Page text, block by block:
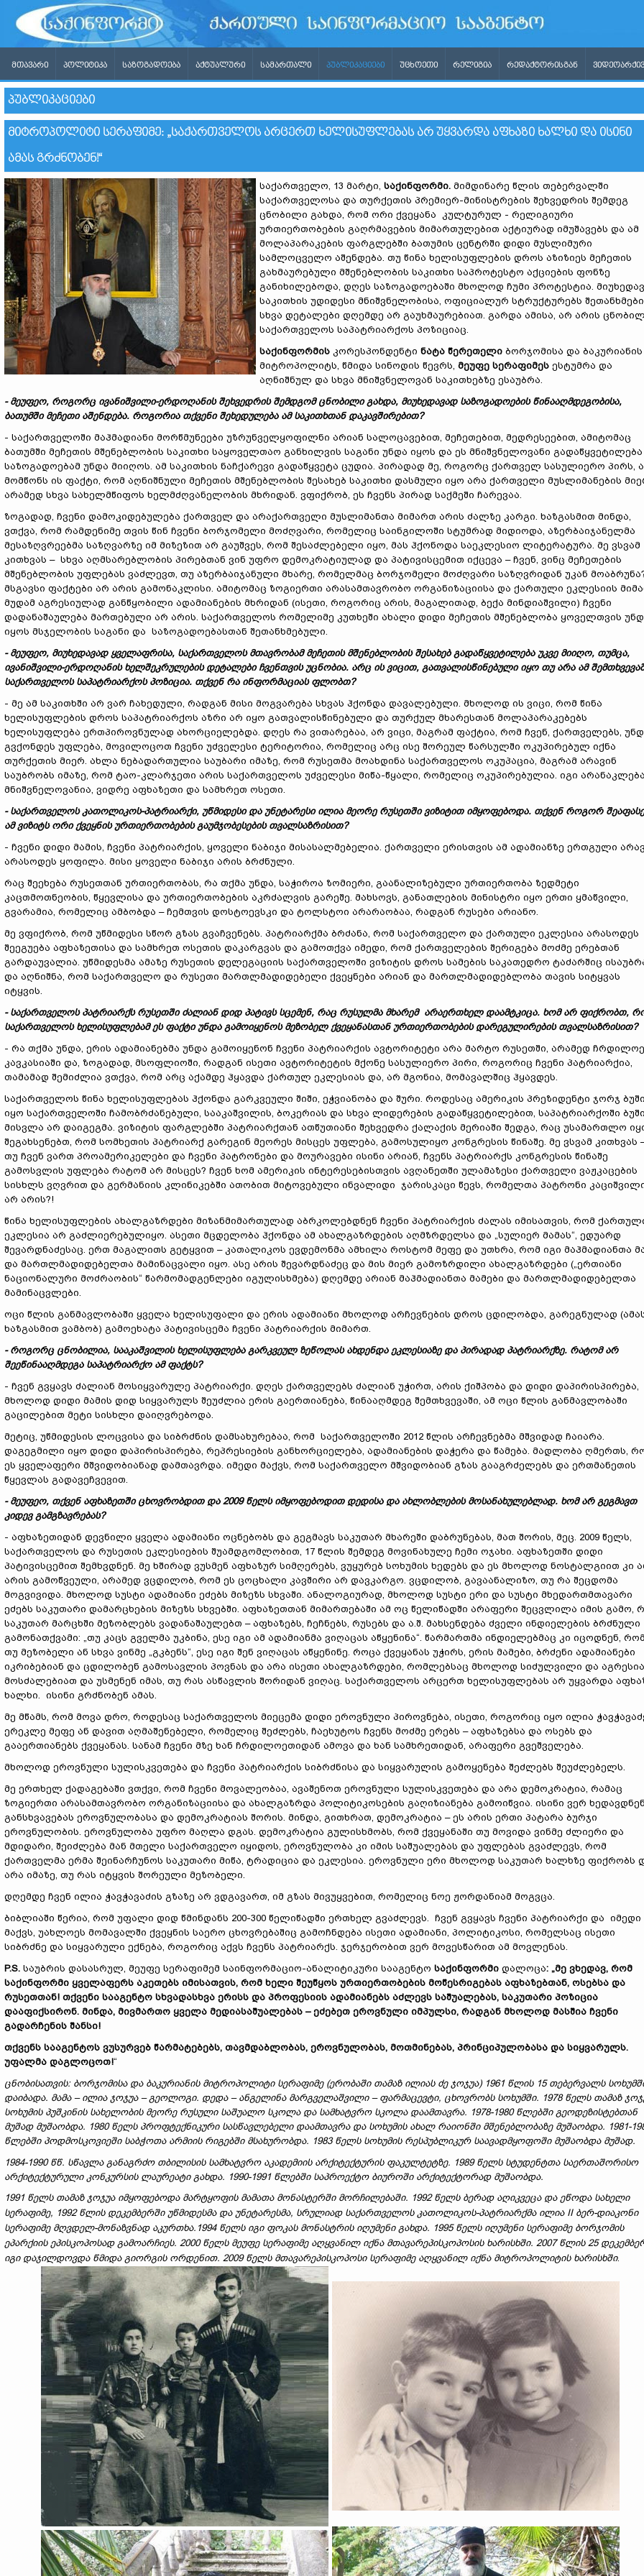
ᲛᲗᲐᲕᲐᲠᲘ ᲞᲝᲚᲘᲢᲘᲙᲐ ᲡᲐᲖᲝᲒᲐᲓᲝᲔᲑᲐ ᲐᲥᲢᲣᲐᲚᲣᲠᲘ ᲡᲐᲛᲐᲠᲗᲐᲚᲘ ᲞᲣᲑᲚᲘᲙᲐᲪᲘᲔᲑᲘ ᲣᲪᲮᲝᲔᲗᲘ ᲠᲔᲚᲘᲒᲘᲐ ᲠᲔᲓᲐᲥᲢᲝᲠᲘᲡᲒᲐᲜ
ᲞᲣᲑᲚᲘᲙᲐᲪᲘᲔᲑᲘ
ᲛᲘᲢᲠᲝᲞᲝᲚᲘᲢᲘ ᲡᲔᲠᲐᲤᲘᲛᲔ: „ᲡᲐᲥᲐᲠᲗᲕᲔᲚᲝᲡ ᲐᲠᲪᲔᲠᲗ ᲮᲔᲚᲘᲡᲣᲤᲚᲔᲑᲐᲡ ᲐᲠ ᲣᲧᲕᲐᲠᲓᲐ ᲐᲤᲮᲐᲖᲘ ᲮᲐᲚᲮᲘ ᲓᲐ ᲘᲡᲘᲜᲘ
ᲐᲛᲐᲡ ᲒᲠᲫᲜᲝᲑᲔᲜ!“
საქართველო, 13 მარტი, საქინფორმი. მიმდინარე წლის თებერვალში
საქართველოსა და თურქეთის პრემიერ-მინისტრების შეხვედრის შემდეგ
ცნობილი გახდა, რომ ორი ქვეყანა კულტურულ - რელიგიური
ურთიერთობების გაღრმავების მიმართულებით აქტიურად იმუშავებს და ამ
მოლაპარაკების ფარგლებში ბათუმის ცენტრში დიდი მუსლიმური
სამლოცველო აშენდება. თუ წინა ხელისუფლების დროს აზიზიეს მეჩეთის
გახმაურებული მშენებლობის საკითხი საპროტესტო აქციების ფონზე
განიხილებოდა, დღეს საზოგადოებაში მხოლოდ ჩუმი პროტესტია.
საკითხის უდიდესი მნიშვნელობისა, ოფიციალურ სტრუქტურებს
სხვა დეტალები დღემდე არ გაუხმაურებიათ. გარდა ამისა, არ არის
საქართველოს საპატრიარქოს პოზიციაც.
საქინფორმის კორესპონდენტი ნატა წერეთელი ბორჯომისა და ბაკურიანის
მიტროპოლიტს, წმიდა სინოდის წევრს, მეუფე სერაფიმეს ესტუმრა და
აღნიშნულ და სხვა მნიშვნელოვან საკითხებზე ესაუბრა.
- მეუფეო, როგორც ივანიშვილი-ერდოღანის შეხვედრის შემდგომ ცნობილი გახდა, მიუხედავად საზოგადოების წინააღმდეგობისა,
ბათუმში მეჩეთი აშენდება. როგორია თქვენი შეხედულება ამ საკითხთან დაკავშირებით?
- საქართველოში მაჰმადიანი მორწმუნეები უზრუნველყოფილნი არიან სალოცავებით, მეჩეთებით, მედრესეებით, ამიტომაც
ბათუმში მეჩეთის მშენებლობის საკითხი საყოველთაო განხილვის საგანი უნდა იყოს და ეს მნიშვნელოვანი გადაწყვეტილება
საზოგადოებამ უნდა მიიღოს. ამ საკითხის ნაჩქარევი გადაწყვეტა ცუდია. პირადად მე, როგორც ქართველ სასულიერო პირს,
მომწონს ის ფაქტი, რომ აღნიშნული მეჩეთის მშენებლობის შესახებ საკითხი დასმული იყო არა ქართველი მუსლიმანების
არამედ სხვა სახელმწიფოს ხელმძღვანელობის მხრიდან. ვფიქრობ, ეს ჩვენს პირად საქმეში ჩარევაა.
ზოგადად, ჩვენი დამოკიდებულება ქართველ და არაქართველი მუსლიმანთა მიმართ არის ძალზე კარგი. ხაზგასმით მინდა,
ვთქვა, რომ რამდენიმე თვის წინ ჩვენი ბორჯომელი მოძღვარი, რომელიც საინგილოში სტუმრად მიდიოდა, აზერბაიჯანელმა
მესაზღვრეებმა საზღვარზე იმ მიზეზით არ გაუშვეს, რომ შესაძლებელი იყო, მას ჰქონოდა საეკლესიო ლიტერატურა. მე ვსვამ
კითხვას – სხვა აღმსარებლობის პირებთან ვინ უფრო დემოკრატიულად და პატივისცემით იქცევა – ჩვენ, ვინც მეჩეთების
მშენებლობის უფლებას ვაძლევთ, თუ აზერბაიჯანული მხარე, რომელმაც ბორჯომელი მოძღვარი საზღვრიდან უკან
მსგავსი ფაქტები არ არის გამონაკლისი. ამიტომაც ზოგიერთი არასამთავრობო ორგანიზაციისა და ქართული ეკლესიის
მუდამ აგრესიულად განწყობილი ადამიანების მხრიდან (ისეთი, როგორიც არის, მაგალითად, ბექა მინდიაშვილი) ჩვენი
დადანაშაულება მართებული არ არის. საქართველოს რომელიმე კუთხეში ახალი დიდი მეჩეთის მშენებლობა ყოველთვის
იყოს მსჯელობის საგანი და საზოგადოებასთან შეთანხმებული.
- მეუფეო, მიუხედავად ყველაფრისა, საქართველოს მთავრობამ მეჩეთის მშენებლობის შესახებ გადაწყვეტილება უკვე მიიღო, თუმცა,
ივანიშვილი-ერდოღანის ხელშეკრულების დეტალები ჩვენთვის უცნობია. არც ის ვიცით, გათვალისწინებული იყო თუ არა ამ
საქართველოს საპატრიარქოს პოზიცია. თქვენ რა ინფორმაციას ფლობთ?
- მე ამ საკითხში არ ვარ ჩახედული, რადგან მისი მოგვარება სხვას ჰქონდა დავალებული. მხოლოდ ის ვიცი, რომ წინა
ხელისუფლების დროს საპატრიარქოს აზრი არ იყო გათვალისწინებული და თურქულ მხარესთან მოლაპარაკებებს
ხელისუფლება ერთპიროვნულად ახორციელებდა. დღეს რა ვითარებაა, არ ვიცი, მაგრამ ფაქტია, რომ ჩვენ, ქართველებს,
გვქონდეს უფლება, მოვილოცოთ ჩვენი უძველესი ტერიტორია, რომელიც არც ისე შორეულ წარსულში ოკუპირებულ იქნა
თურქეთის მიერ. ახლა ნებადართულია საუბარი იმაზე, რომ რუსეთმა მოახდინა საქართველოს ოკუპაცია, მაგრამ არავინ
საუბრობს იმაზე, რომ ტაო-კლარჯეთი არის საქართველოს უძველესი მიწა-წყალი, რომელიც ოკუპირებულია. იგი
მნიშვნელოვანია, ვიდრე აფხაზეთი და სამხრეთ ოსეთი.
- საქართველოს კათოლიკოს-პატრიარქი, უწმიდესი და უნეტარესი ილია მეორე რუსეთში ვიზიტით იმყოფებოდა. თქვენ როგორ
ამ ვიზიტს ორი ქვეყნის ურთიერთობების გაუმჯობესების თვალსაზრისით?
- ჩვენი დიდი მამის, ჩვენი პატრიარქის, ყოველი ნაბიჯი მისასალმებელია. ქართველი ერისთვის ამ ადამიანზე ერთგული
არასოდეს ყოფილა. მისი ყოველი ნაბიჯი არის ბრძნული.
რაც შეეხება რუსეთთან ურთიერთობას, რა თქმა უნდა, საჭიროა ზომიერი, გაანალიზებული ურთიერთობა ზედმეტი
კაცთმოთნეობის, წყევლისა და ურთიერთობების აკრძალვის გარეშე. მახსოვს, განათლების მინისტრი იყო ერთი ყმაწვილი,
გვარამია, რომელიც ამბობდა – ჩემთვის დოსტოევსკი და ტოლსტოი არარაობაა, რადგან რუსები არიანო.
მე ვფიქრობ, რომ უწმიდესი სწორ გზას გვაჩვენებს. პატრიარქმა ბრძანა, რომ საქართველო და ქართული ეკლესია არასოდეს
შეეგუება აფხაზეთისა და სამხრეთ ოსეთის დაკარგვას და გამოთქვა იმედი, რომ ქართველების შერიგება მოძმე ერებთან
გარდაუვალია. უწმიდესმა ამაზე რუსეთის დელეგაციის საქართველოში ვიზიტის დროს სამების საკათედრო ტაძარშიც
და აღნიშნა, რომ საქართველო და რუსეთი მართლმადიდებელი ქვეყნები არიან და მართლმადიდებლობა თავის სიტყვას
იტყვის.
- საქართველოს პატრიარქს რუსეთში ძალიან დიდ პატივს სცემენ, რაც რუსულმა მხარემ არაერთხელ დაამტკიცა. ხომ არ ფიქრობთ,
საქართველოს ხელისუფლებამ ეს ფაქტი უნდა გამოიყენოს მეზობელ ქვეყანასთან ურთიერთობების დარეგულირების თვალსაზრისით?
- რა თქმა უნდა, ერის ადამიანებმა უნდა გამოიყენონ ჩვენი პატრიარქის ავტორიტეტი არა მარტო რუსეთში, არამედ
კავკასიაში და, ზოგადად, მსოფლიოში, რადგან ისეთი ავტორიტეტის მქონე სასულიერო პირი, როგორიც ჩვენი პატრიარქია,
თამამად შემიძლია ვთქვა, რომ არც აქამდე ჰყავდა ქართულ ეკლესიას და, არ მგონია, მომავალშიც ჰყავდეს.
საქართველოს წინა ხელისუფლებას ჰქონდა გარკვეული შიში, ეჭვიანობა და შური. როდესაც ამერიკის პრეზიდენტი ჯორჯ ბუში
იყო საქართველოში ჩამობრძანებული, სააკაშვილის, ბოკერიას და სხვა ლიდერების გადაწყვეტილებით, საპატრიარქოში
მისვლა არ დაიგეგმა. ვიზიტის ფარგლებში პატრიარქთან ათწუთიანი შეხვედრა ქალაქის მერიაში შედგა, რაც უსამართლო
შეგახსენებთ, რომ სომხეთის პატრიარქ გარეგინ მეორეს მისცეს უფლება, გამოსულიყო კონგრესის წინაშე. მე ვსვამ კითხვას
თუ ჩვენ ვართ პროამერიკელები და ჩვენი პატრონები და მოურავები ისინი არიან, ჩვენს პატრიარქს კონგრესის წინაშე
გამოსვლის უფლება რატომ არ მისცეს? ჩვენ ხომ ამერიკის ინტერესებისთვის ავღანეთში ულამაზესი ქართველი ვაჟკაცების
სისხლს ვღვრით და გერმანიის კლინიკებში ათობით მიტოვებული ინვალიდი ჯარისკაცი წევს, რომელთა პატრონი
არ არის?!
წინა ხელისუფლების ახალგაზრდები მიზანმიმართულად აბრკოლებდნენ ჩვენი პატრიარქის ძალას იმისათვის, რომ
ეკლესია არ გაძლიერებულიყო. ასეთი მცდელობა ჰქონდა ამ ახალგაზრდების აღმზრდელსა და „სულიერ მამას“, ედუარდ
შევარდნაძესაც. ერთ მაგალითს გეტყვით – კათალიკოს ევდემონმა ამხილა როსტომ მეფე და უთხრა, რომ იგი მაჰმადიანთა
და მართლმადიდებელთა მამინაცვალი იყო. ასე არის შევარდნაძეც და მის მიერ გამოზრდილი ახალგაზრდები („ერთიანი
ნაციონალური მოძრაობის“ წარმომადგენლები იგულისხმება) დღემდე არიან მაჰმადიანთა მამები და მართლმადიდებელთა
მამინაცვლები.
ოცი წლის განმავლობაში ყველა ხელისუფალი და ერის ადამიანი მხოლოდ არჩევნების დროს ცდილობდა, გარეგნულად
ხაზგასმით ვამბობ) გამოეხატა პატივისცემა ჩვენი პატრიარქის მიმართ.
- როგორც ცნობილია, სააკაშვილის ხელისუფლება გარკვეულ ზეწოლას ახდენდა ეკლესიაზე და პირადად პატრიარქზე. რატომ არ
შეეწინააღმდეგა საპატრიარქო ამ ფაქტს?
- ჩვენ გვყავს ძალიან მოსიყვარულე პატრიარქი. დღეს ქართველებს ძალიან უჭირთ, არის ქიშპობა და დიდი დაპირისპირება,
მხოლოდ დიდი მამის დიდ სიყვარულს შეუძლია ერის გაერთიანება, წინააღმდეგ შემთხვევაში, ამ ოცი წლის განმავლობაში
გაცილებით მეტი სისხლი დაიღვრებოდა.
მეტიც, უწმიდესის ლოცვისა და სიბრძნის დამსახურებაა, რომ საქართველოში 2012 წლის არჩევნებმა მშვიდად ჩაიარა.
დაგეგმილი იყო დიდი დაპირისპირება, რეპრესიების განხორციელება, ადამიანების დაჭერა და წამება. მადლობა ღმერთს,
ეს ყველაფერი მშვიდობიანად დამთავრდა. იმედი მაქვს, რომ საქართველო მშვიდობიან გზას გააგრძელებს და ერთმანეთის
წყევლას გადავეჩვევით.
- მეუფეო, თქვენ აფხაზეთში ცხოვრობდით და 2009 წელს იმყოფებოდით დედისა და ახლობლების მოსანახულებლად. ხომ არ გეგმავთ
კიდევ გამგზავრებას?
- აფხაზეთიდან დევნილი ყველა ადამიანი ოცნებობს და გეგმავს საკუთარ მხარეში დაბრუნებას, მათ შორის, მეც. 2009 წელს,
საქართველოს და რუსეთის ეკლესიების შუამდგომლობით, 17 წლის შემდეგ მოვინახულე ჩემი ოჯახი. აფხაზეთში დიდი
პატივისცემით შემხვდნენ. მე ხშირად ვუსმენ აფხაზურ სიმღერებს, ვუყურებ სოხუმის ხედებს და ეს მხოლოდ ნოსტალგიით კი
არის გამოწვეული, არამედ ვცდილობ, რომ ეს ცოცხალი კავშირი არ დავკარგო. ვცდილობ, გავაანალიზო, თუ რა შეცდომა
მოგვივიდა. მხოლოდ სუსტი ადამიანი ეძებს მიზეზს სხვაში. ანალოგიურად, მხოლოდ სუსტი ერი და სუსტი მხედართმთავარი
ეძებს საკუთარი დამარცხების მიზეზს სხვებში. აფხაზეთთან მიმართებაში ამ ოც წელიწადში არაფერი შეცვლილა იმის გამო,
საკუთარ მარცხში მეზობლებს ვადანაშაულებთ – აფხაზებს, ჩეჩნებს, რუსებს და ა.შ. მახსენდება ძველი ინდიელების ბრძნული
გამონათქვამი: „თუ კაცს გველმა უკბინა, ესე იგი ამ ადამიანმა ვიღაცას აწყენინა“. წარმართმა ინდიელებმაც კი იცოდნენ, რომ
თუ მეზობელი ან სხვა ვინმე „გკბენს“, ესე იგი შენ ვიღაცას აწყენინე. როცა ქვეყანას უჭირს, ერის მამები, ბრძენი ადამიანები
იკრიბებიან და ცდილობენ გამოსავლის პოვნას და არა ისეთი ახალგაზრდები, რომლებსაც მხოლოდ სიძულვილი და აგრესია
მოსძალებიათ და უსმენენ იმას, თუ რას ასწავლის შორიდან ვიღაც. საქართველოს არცერთ ხელისუფლებას არ უყვარდა
ხალხი. ისინი გრძნობენ ამას.
მე მწამს, რომ მოვა დრო, როდესაც საქართველოს მიეცემა დიდი ეროვნული პიროვნება, ისეთი, როგორიც იყო ილია
ერეკლე მეფე ან დავით აღმაშენებელი, რომელიც შეძლებს, ჩაეხუტოს ჩვენს მოძმე ერებს – აფხაზებსა და ოსებს და
გააერთიანებს ქვეყანას. სანამ ჩვენი მზე ხან ჩრდილოეთიდან ამოვა და ხან სამხრეთიდან, არაფერი გვეშველება.
მხოლოდ ეროვნული სულისკვეთება და ჩვენი პატრიარქის სიბრძნისა და სიყვარულის გამოყენება შეძლებს შეუძლებელს.
მე ერთხელ ქადაგებაში ვთქვი, რომ ჩვენი მოვალეობაა, ავაშენოთ ეროვნული სულისკვეთება და არა დემოკრატია, რამაც
ზოგიერთი არასამთავრობო ორგანიზაციისა და ახალგაზრდა პოლიტიკოსების გაღიზიანება გამოიწვია. ისინი ვერ ხედავდნენ
განსხვავებას ეროვნულობასა და დემოკრატიას შორის. მინდა, გითხრათ, დემოკრატია – ეს არის ერთი პატარა ბურჯი
ეროვნულობის. ეროვნულობა უფრო მაღლა დგას. დემოკრატია გულისხმობს, რომ ქვეყანაში თუ მოვიდა ვინმე ძლიერი და
მდიდარი, შეიძლება მან მთელი საქართველო იყიდოს, ეროვნულობა კი იმის საშუალებას და უფლებას გვაძლევს, რომ
ქართველმა ერმა შეინარჩუნოს საკუთარი მიწა, ტრადიცია და ეკლესია. ეროვნული ერი მხოლოდ საკუთარ ხალხზე ფიქრობს
არა იმაზე, თუ რას იტყვის შორეული მეზობელი.
დღემდე ჩვენ ილია ჭავჭავაძის გზაზე არ ვდგავართ, იმ გზას მივუყვებით, რომელიც ნოე ჟორდანიამ მოგვცა.
ბიბლიაში წერია, რომ უფალი დიდ წმინდანს 200-300 წელიწადში ერთხელ გვაძლევს. ჩვენ გვყავს ჩვენი პატრიარქი და იმედი
მაქვს, უახლოეს მომავალში ქვეყნის საერო ცხოვრებაშიც გამოჩნდება ისეთი ადამიანი, პოლიტიკოსი, რომელსაც ისეთი
სიბრძნე და სიყვარული ექნება, როგორიც აქვს ჩვენს პატრიარქს. ჯერჯერობით ვერ მოვესწარით ამ მოვლენას.
P.S. საუბრის დასასრულ, მეუფე სერაფიმემ საინფორმაციო-ანალიტიკური სააგენტო საქინფორმი დალოცა: „მე ვხედავ, რომ
საქინფორმი ყველაფერს აკეთებს იმისათვის, რომ ხელი შეუწყოს ურთიერთობების მოწესრიგებას აფხაზებთან, ოსებსა და
რუსეთთან! თქვენი სააგენტო სხვადასხვა ერისს და პროფესიის ადამიანებს აძლევს საშუალებას, საკუთარი პოზიცია
დააფიქსირონ. მინდა, მივმართო ყველა მედიასაშუალებას – ეძებეთ ეროვნული იმპულსი, რადგან მხოლოდ მასშია ჩვენი
გადარჩენის შანსი!
თქვენს სააგენტოს ვუსურვებ წარმატებებს, თავმდაბლობას, ეროვნულობას, მოთმინებას, პრინციპულობასა და სიყვარულს.
უფალმა დაგლოცოთ!“
ცნობისათვის: ბორჯომისა და ბაკურიანის მიტროპოლიტი სერაფიმე (ერობაში თამაზ ილიას ძე ჯოჯუა) 1961 წლის 15 თებერვალს
დაიბადა. მამა – ილია ჯოჯუა – გეოლოგი. დედა – ანგელინა მარგველაშვილი – ფარმაცევტი, ცხოვრობს სოხუმში. 1978 წელს თამაზ
სოხუმის პუშკინის სახელობის მეორე რუსული საშუალო სკოლა და სამხატვრო სკოლა დაამთავრა. 1978-1980 წლებში გეოდეზისტებთან
მუშად მუშაობდა. 1980 წელს პროფტექნიკური სასწავლებელი დაამთავრა და სოხუმის ახალ რაიონში მშენებლობაზე მუშაობდა. 1981-
წლებში პოდმოსკოვიეში საბჭოთა არმიის რიგებში მსახურობდა. 1983 წელს სოხუმის რესპუბლიკურ საავადმყოფოში მუშაობდა მუშად.
1984-1990 წწ. სწავლა განაგრძო თბილისის სამხატვრო აკადემიის არქიტექტურის ფაკულტეტზე. 1989 წელს სტუდენტთა საერთაშორისო
არქიტექტურული კონკურსის ლაურეატი გახდა. 1990-1991წლებშისაპროექტო ბიუროში არქიტექტორად მუშაობდა.
1991 წელს თამაზ ჯოჯუა იმყოფებოდა მარტყოფის მამათა მონასტერში მორჩილებაში. 1992 წელს ბერად აღიკვეცა და ეწოდა სახელი
სერაფიმე, 1992 წლის დეკემბერში უწმიდესმა და უნეტარესმა, სრულიად საქართველოს კათოლიკოს-პატრიარქმა ილია II ბერ-დიაკონი
სერაფიმე მღვდელ-მონაზვნად აკურთხა.1994 წელს იგი ფოკას მონასტრის იღუმენი გახდა. 1995 წელს იღუმენი სერაფიმე ბორჯომის
ეპარქიის ეპისკოპოსად გამოარჩიეს. 2000 წელს მეუფე სერაფიმე აღყვანილ იქნა მთავარეპისკოპოსის ხარისხში. 2007 წლის 25
იგი დაჯილდოვდა წმიდა გიორგის ორდენით. 2009 წელს მთავარეპისკოპოსი სერაფიმე აღყვანილ იქნა მიტროპოლიტის ხარისხში.